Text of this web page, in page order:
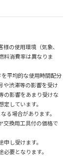
の使用環境（気象、
料消費率は異なりま
平均的な使用時間配分
や渋滞等の影響を受け
の影響をあまり受けな
しています。
る場合があります。
交換用工具付の価格で
し受けます。
要となります。